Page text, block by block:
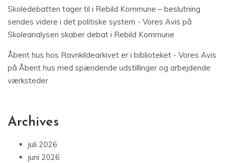
Skoledebatten tager til i Rebild Kommune – beslutning
sendes videre i det politiske system - Vores Avis på
Skoleanalysen skaber debat i Rebild Kommune
Åbent hus hos Ravnkildearkivet er i biblioteket - Vores Avis
på Åbent hus med spændende udstillinger og arbejdende
værksteder
Archives
juli 2026
juni 2026